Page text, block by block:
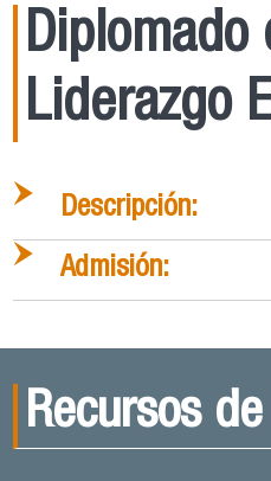
Diplomado
Liderazgo
Descripción:
Admisión:
Recursos